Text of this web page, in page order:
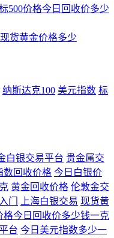
500价格今日回收价多少
货黄金价格多少
纳斯达克100 美元指数 标
白银交易平台 贵金属交
数回收价格 今日白银价
黄金回收价格 伦敦金交
门 上海白银交易 现货黄
格今日回收价多少钱一克
台 今日美元指数多少一